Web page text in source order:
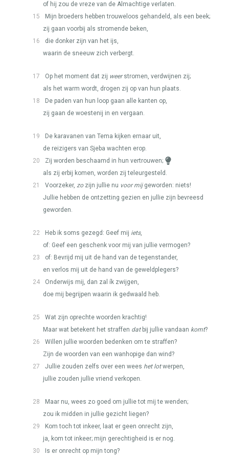
of hij zou de vreze van de Almachtige verlaten.
15
Mijn broeders hebben trouweloos gehandeld, als een beek;
zij gaan voorbij als stromende beken,
16
die donker zijn van het ijs,
waarin de sneeuw zich verbergt.
17 Op het moment dat zij weerstromen, verdwijnen zij;
als het warm wordt, drogen zij op van hun plaats.
18
De paden van hun loop gaan alle kanten op,
zij gaan de woestenij in en vergaan.
19
De karavanen van Tema kijken ernaar uit,
de reizigers van Sjeba wachten erop.
20
Zij worden beschaamd in hun vertrouwen;
als zij erbij komen, worden zij teleurgesteld.
21
Voorzeker, zozijn jullie nu voor mijgeworden: niets!
Jullie hebben de ontzetting gezien en jullie zijn bevreesd
geworden.
22 Heb ik soms gezegd: Geef mij iets,
of: Geef een geschenk voor mij van jullie vermogen?
23
of: Bevrijd mij uit de hand van de tegenstander,
en verlos mij uit de hand van de geweldplegers?
24
Onderwijs mij, dan zal ík zwijgen,
doe mij begrijpen waarin ik gedwaald heb.
25
Wat zijn oprechte woorden krachtig!
Maar wat betekent het straffen datbij jullie vandaan komt?
26
Willen jullie woorden bedenken om te straffen?
Zijn de woorden van een wanhopige dan wind?
27
Jullie zouden zelfs over een wees het lotwerpen,
jullie zouden jullie vriend verkopen.
28
Maar nu, wees zo goed om jullie tot mij te wenden;
zou ik midden in jullie gezicht liegen?
29
Kom toch tot inkeer, laat er geen onrecht zijn,
ja, kom tot inkeer; mijn gerechtigheid is er nog.
30
Is er onrecht op mijn tong?